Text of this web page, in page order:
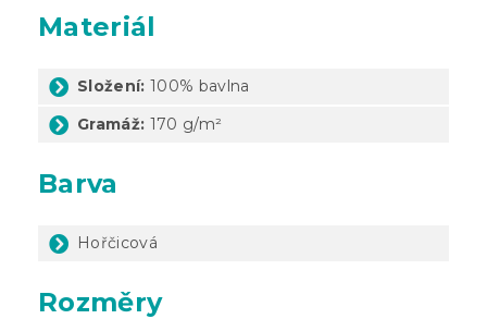
Materiál
Složení: 100% bavlna
Gramáž: 170 g/m²
Barva
Hořčicová
Rozměry